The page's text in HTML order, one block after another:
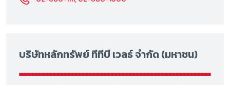
บริษัทหลักทรัพย์ ทีทีบี เวลธ์ จำกัด (มหาชน)